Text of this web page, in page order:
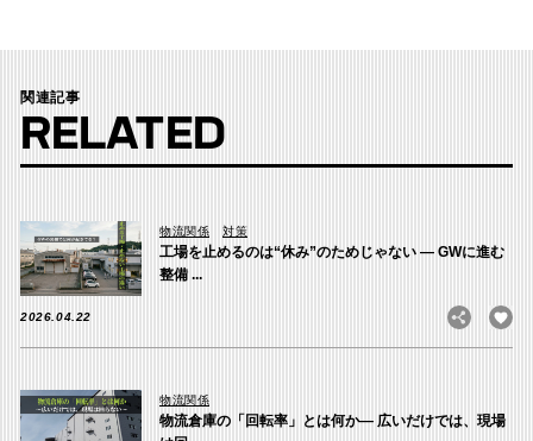
関連記事
RELATED
物流関係 対策
工場を止めるのは“休み”のためじゃない ― GWに進む
整備 ...
2026.04.22
物流関係
物流倉庫の「回転率」とは何か― 広いだけでは、現場